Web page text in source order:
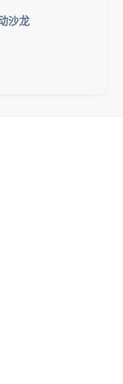
沙龙